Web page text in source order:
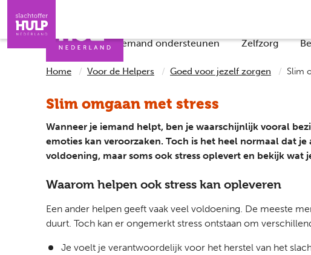
Checklists Iemand ondersteunen Zelfzorg
Home Voor de Helpers Goed voor jezelf zorgen Slim
Slim omgaan met stress
Wanneer je iemand helpt, ben je waarschijnlijk vooral
emoties kan veroorzaken. Toch is het heel normaal dat
voldoening, maar soms ook stress oplevert en bekijk wat
Waarom helpen ook stress kan opleveren
Een ander helpen geeft vaak veel voldoening. De meeste
duurt. Toch kan er ongemerkt stress ontstaan om
Je voelt je verantwoordelijk voor het herstel van het